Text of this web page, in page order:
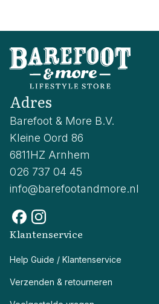
Adres
Barefoot & More B.V.
Kleine Oord 86
6811HZ Arnhem
026 737 04 45
info@barefootandmore.nl
Klantenservice
Help Guide / Klantenservice
Verzenden & retourneren